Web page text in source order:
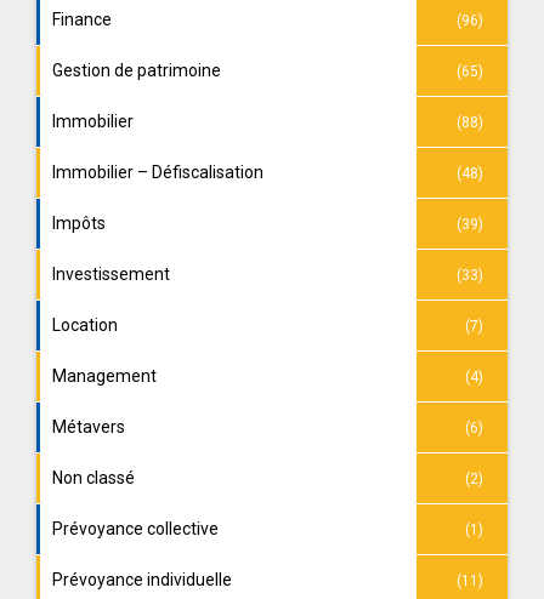
Finance (96)
Gestion de patrimoine (65)
Immobilier (88)
Immobilier – Défiscalisation (48)
Impôts (39)
Investissement (33)
Location (7)
Management (4)
Métavers (6)
Non classé (2)
Prévoyance collective (1)
Prévoyance individuelle (11)